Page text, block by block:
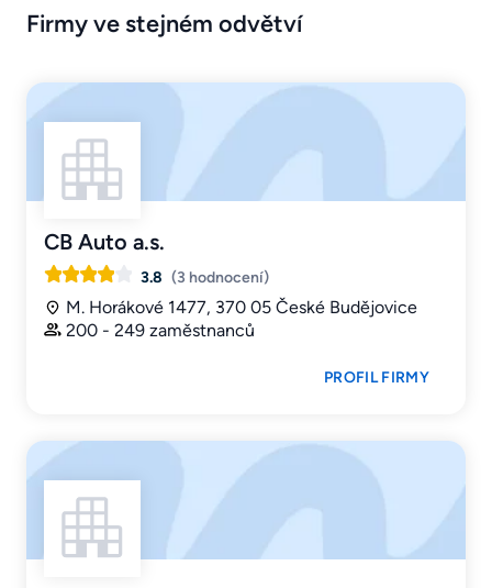
Firmy ve stejném odvětví
CB Auto a.s.
3.8 (3 hodnocení)
M. Horákové 1477, 370 05 České Budějovice
200 - 249 zaměstnanců
PROFIL FIRMY